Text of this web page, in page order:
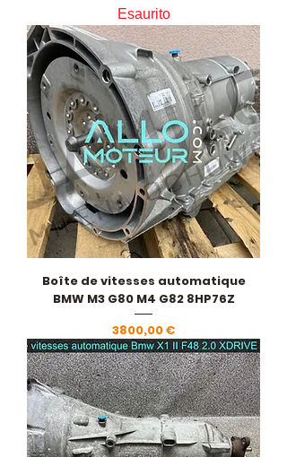
Esaurito
Boîte de vitesses automatique
BMW M3 G80 M4 G82 8HP76Z
Prezzo
3800,00 €